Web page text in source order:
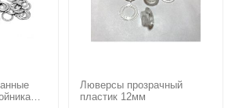
Люверсы прозрачный
пластик 12мм